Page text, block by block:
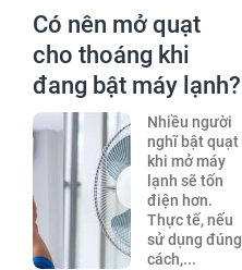
Có nên mở quạt
cho thoáng khi
đang bật máy lạnh?
Nhiều người
nghĩ bật quạt
khi mở máy
lạnh sẽ tốn
điện hơn.
Thực tế, nếu
sử dụng đúng
cách,...